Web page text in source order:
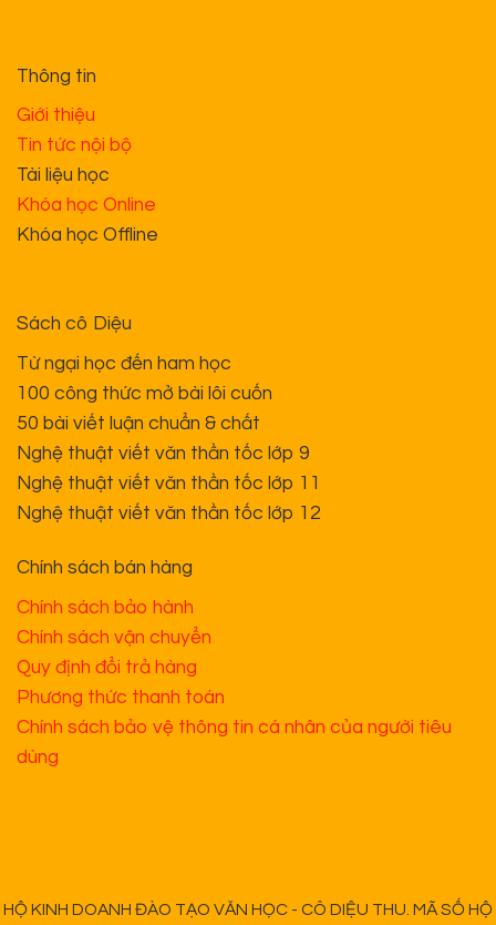
Thông tin
Giới thiệu
Tin tức nội bộ
Tài liệu học
Khóa học Online
Khóa học Offline
Sách cô Diệu
Từ ngại học đến ham học
100 công thức mở bài lôi cuốn
50 bài viết luận chuẩn & chất
Nghệ thuật viết văn thần tốc lớp 9
Nghệ thuật viết văn thần tốc lớp 11
Nghệ thuật viết văn thần tốc lớp 12
Chính sách bán hàng
Chính sách bảo hành
Chính sách vận chuyển
Quy định đổi trả hàng
Phương thức thanh toán
Chính sách bảo vệ thông tin cá nhân của người tiêu
dùng
HỘ KINH DOANH ĐÀO TẠO VĂN HỌC - CÔ DIỆU THU. MÃ SỐ HỘ